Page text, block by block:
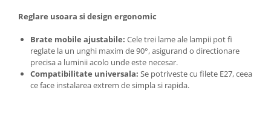
Reglare usoara si design ergonomic
Brate mobile ajustabile: Cele trei lame ale lampii pot fi
reglate la un unghi maxim de 90°, asigurand o directionare
precisa a luminii acolo unde este necesar.
Compatibilitate universala: Se potriveste cu filete E27, ceea
ce face instalarea extrem de simpla si rapida.